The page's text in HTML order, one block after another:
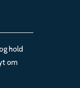
hold
om